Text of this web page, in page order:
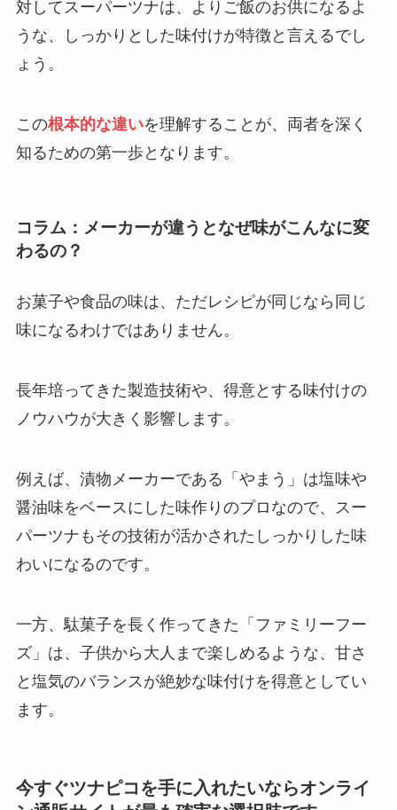
対してスーパーツナは、よりご飯のお供になるよ
うな、しっかりとした味付けが特徴と言えるでし
ょう。
この根本的な違いを理解することが、両者を深く
知るための第一歩となります。
コラム：メーカーが違うとなぜ味がこんなに変
わるの？
お菓子や食品の味は、ただレシピが同じなら同じ
味になるわけではありません。
長年培ってきた製造技術や、得意とする味付けの
ノウハウが大きく影響します。
例えば、漬物メーカーである「やまう」は塩味や
醤油味をベースにした味作りのプロなので、スー
パーツナもその技術が活かされたしっかりした味
わいになるのです。
一方、駄菓子を長く作ってきた「ファミリーフー
ズ」は、子供から大人まで楽しめるような、甘さ
と塩気のバランスが絶妙な味付けを得意としてい
ます。
今すぐツナピコを手に入れたいならオンライ